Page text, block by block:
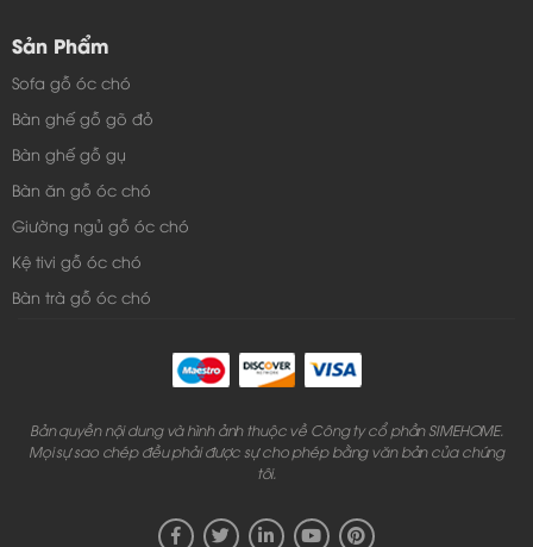
Sản Phẩm
Sofa gỗ óc chó
Bàn ghế gỗ gõ đỏ
Bàn ghế gỗ gụ
Bàn ăn gỗ óc chó
Giường ngủ gỗ óc chó
Kệ tivi gỗ óc chó
Bàn trà gỗ óc chó
Bản quyền nội dung và hình ảnh thuộc về Công ty cổ phần SIMEHOME.
Mọi sự sao chép đều phải được sự cho phép bằng văn bản của chúng
tôi.